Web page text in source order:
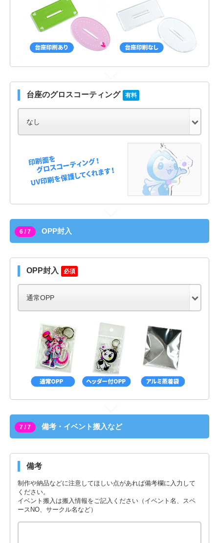
台座のグロスコーティング 有料
6 / 7 OPP封入
OPP封入 必須
7 / 7 備考・イベント搬入など
備考
制作や納品などに注意してほしい点があれば備考欄に入力して
ください。
イベント搬入は搬入情報をご記入ください（イベント名、スペ
ースNO、サークル名など）